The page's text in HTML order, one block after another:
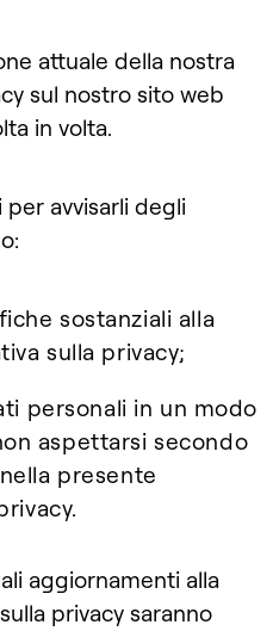
attuale della nostra
sul nostro sito web
in volta.
avvisarli degli
sostanziali alla
sulla privacy;
personali in un modo
aspettarsi secondo
presente
aggiornamenti alla
privacy saranno